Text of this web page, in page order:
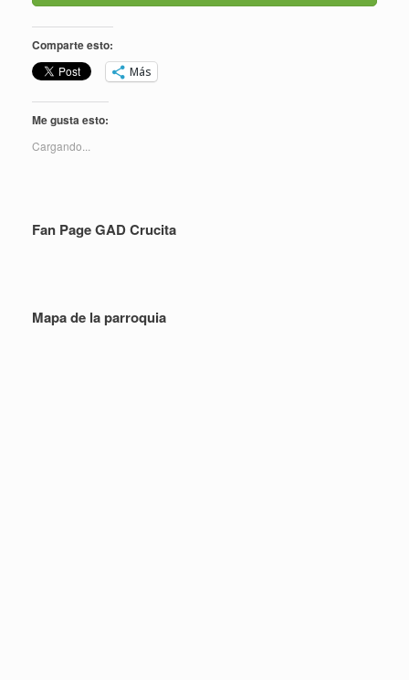
Comparte esto:
Más
Me gusta esto:
Cargando...
Fan Page GAD Crucita
Mapa de la parroquia